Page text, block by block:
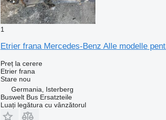
1
Etrier frana Mercedes-Benz Alle modelle
Preț la cerere
Etrier frana
Starenou
Germania, Isterberg
Buswelt Bus Ersatzteile
Luați legătura cu vânzătorul